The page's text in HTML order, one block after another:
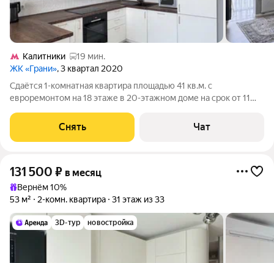
Калитники
19 мин.
ЖК «Грани», 3 квартал 2020
Сдаётся 1-комнатная квартира площадью 41 кв.м. с
евроремонтом на 18 этаже в 20-этажном доме на срок от 11
Стиральная машина Холодильник Посудомоечная машина
Кондиционер Микроволновка Дом -
Снять Чат
131 500 ₽ в месяц
Вернём 10%
53 м²
2-комн. квартира 31 этаж из 33
3D-тур новостройка